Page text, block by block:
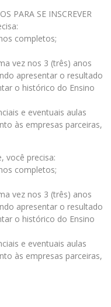
PARA SE INSCREVER
completos;
vez nos 3 (três) anos
apresentar o resultado
o histórico do Ensino
e eventuais aulas
às empresas parceiras,
você precisa:
completos;
vez nos 3 (três) anos
apresentar o resultado
o histórico do Ensino
e eventuais aulas
às empresas parceiras,